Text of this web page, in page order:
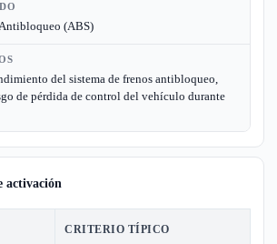
(ABS)
del sistema de frenos antibloqueo,
de pérdida de control del vehículo durante
activación
CRITERIO TÍPICO